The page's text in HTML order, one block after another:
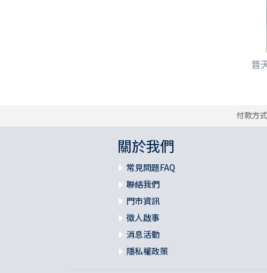
普
付款方
關於我們
常見問題FAQ
聯絡我們
門市資訊
徵人啟事
消息活動
隱私權政策